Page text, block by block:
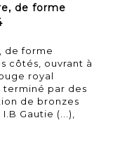
de forme
de forme
côtés, ouvrant à
royal
terminé par des
de bronzes
Gautie (...),